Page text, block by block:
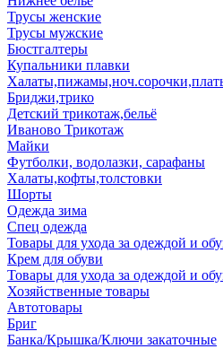
Трусы женские
Трусы мужские
Бюстгалтеры
Купальники плавки
Бриджи,трико
Детский трикотаж,бельё
Иваново Трикотаж
Майки
Футболки, водолазки, сарафаны
Халаты,кофты,толстовки
Шорты
Одежда зима
Спец одежда
Товары для ухода за одеждой и
Крем для обуви
Товары для ухода за одеждой и
Хозяйственные товары
Автотовары
Бриг
Банка/Крышка/Ключи закаточные